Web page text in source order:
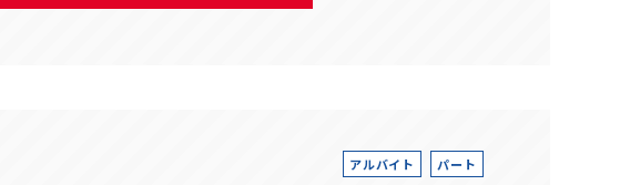
アルバイト パート